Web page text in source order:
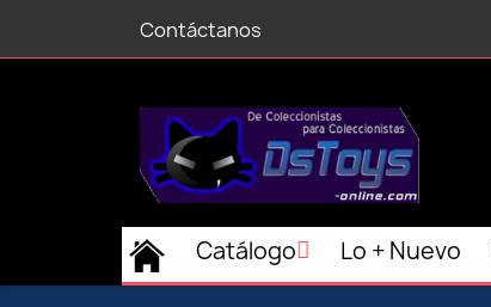
Contáctanos
Catálogo Lo + Nuevo